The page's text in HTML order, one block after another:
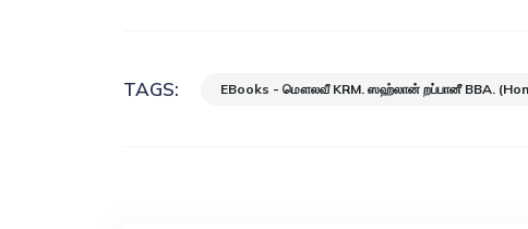
TAGS: EBooks - மௌலவீ KRM. ஸஹ்லான் றப்பானீ BBA.